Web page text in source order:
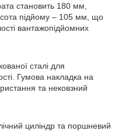
становить 180 мм,
підйому – 105 мм, що
вантажопідйомних
сталі для
Гумова накладка на
та нековзний
циліндр та поршневий